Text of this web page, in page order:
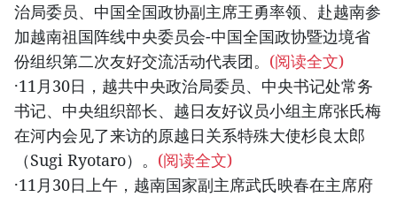
治局委员、中国全国政协副主席王勇率领、赴越南参
加越南祖国阵线中央委员会-中国全国政协暨边境省
份组织第二次友好交流活动代表团。 (阅读全文)
·11月30日，越共中央政治局委员、中央书记处常务
书记、中央组织部长、越日友好议员小组主席张氏梅
在河内会见了来访的原越日关系特殊大使杉良太郎
（Sugi Ryotaro）。 (阅读全文)
·11月30日上午，越南国家副主席武氏映春在主席府